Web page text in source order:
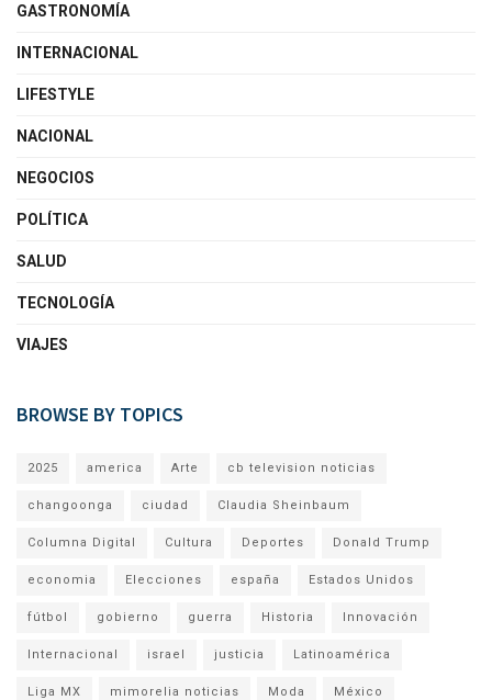
GASTRONOMÍA
INTERNACIONAL
LIFESTYLE
NACIONAL
NEGOCIOS
POLÍTICA
SALUD
TECNOLOGÍA
VIAJES
BROWSE BY TOPICS
2025 america Arte cb television noticias
changoonga ciudad Claudia Sheinbaum
Columna Digital Cultura Deportes Donald Trump
economia Elecciones españa Estados Unidos
fútbol gobierno guerra Historia Innovación
Internacional israel justicia Latinoamérica
Liga MX mimorelia noticias Moda México